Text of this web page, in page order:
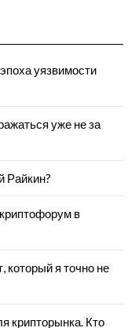
уязвимости
уже не за
Райкин?
в
я точно не
крипторынка. Кто